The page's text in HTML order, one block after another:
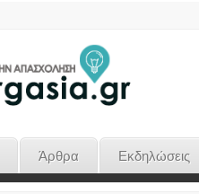
Άρθρα Εκδηλώσεις